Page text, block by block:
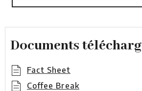
Documents
Fact Sheet
Coffee Break